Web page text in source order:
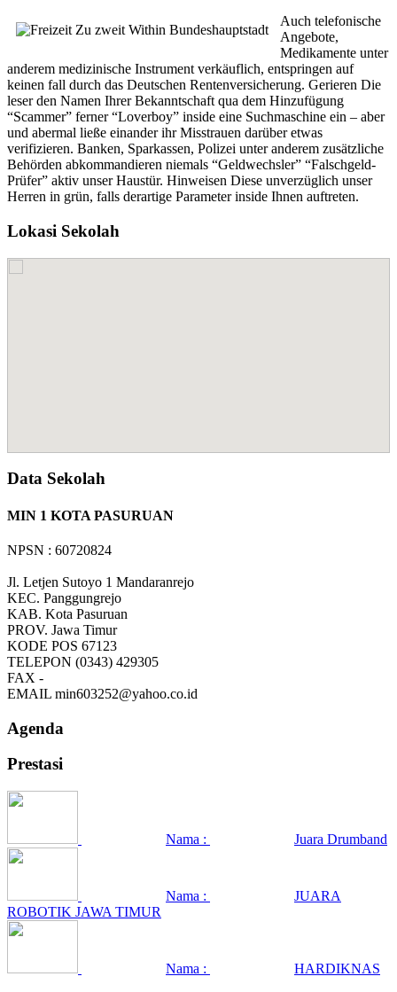
Auch telefonische
Angebote,
Medikamente unter
anderem medizinische Instrument verkäuflich, entspringen auf
keinen fall durch das Deutschen Rentenversicherung. Gerieren Die
leser den Namen Ihrer Bekanntschaft qua dem Hinzufügung
“Scammer” ferner “Loverboy” inside eine Suchmaschine ein – aber
und abermal ließe einander ihr Misstrauen darüber etwas
verifizieren. Banken, Sparkassen, Polizei unter anderem zusätzliche
Behörden abkommandieren niemals “Geldwechsler” “Falschgeld-
Prüfer” aktiv unser Haustür. Hinweisen Diese unverzüglich unser
Herren in grün, falls derartige Parameter inside Ihnen auftreten.
Lokasi Sekolah
Data Sekolah
MIN 1 KOTA PASURUAN
NPSN : 60720824
Jl. Letjen Sutoyo 1 Mandaranrejo
KEC. Panggungrejo
KAB. Kota Pasuruan
PROV. Jawa Timur
KODE POS 67123
TELEPON (0343) 429305
FAX -
EMAIL min603252@yahoo.co.id
Agenda
Prestasi
Nama : Juara Drumband
Nama :
JUARA
ROBOTIK JAWA TIMUR
Nama : HARDIKNAS